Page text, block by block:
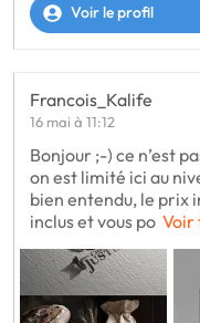
Voir le profil
Francois_Kalife
16 mai à 11:12
Bonjour ;-) ce n’est
on est limité ici au
bien entendu, le prix
inclus et vous po Voir